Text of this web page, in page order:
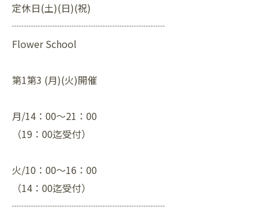
定休日(土)(日)(祝)
┈┈┈┈┈┈┈┈┈┈┈┈┈┈┈┈
Flower School
第1第3 (月)(火)開催
月/14：00〜21：00
（19：00迄受付）
火/10：00〜16：00
（14：00迄受付）
┈┈┈┈┈┈┈┈┈┈┈┈┈┈┈┈